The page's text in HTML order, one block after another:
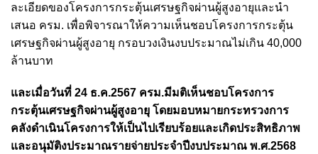
ละเอียดของโครงการกระตุ้นเศรษฐกิจผ่านผู้สูงอายุและนำ
เสนอ ครม. เพื่อพิจารณาให้ความเห็นชอบโครงการกระตุ้น
เศรษฐกิจผ่านผู้สูงอายุ กรอบวงเงินงบประมาณไม่เกิน 40,000
ล้านบาท
และเมื่อวันที่ 24 ธ.ค.2567 ครม.มีมติเห็นชอบโครงการ
กระตุ้นเศรษฐกิจผ่านผู้สูงอายุ โดยมอบหมายกระทรวงการ
คลังดำเนินโครงการให้เป็นไปเรียบร้อยและเกิดประสิทธิภาพ
และอนุมัติงประมาณรายจ่ายประจำปีงบประมาณ พ.ศ.2568